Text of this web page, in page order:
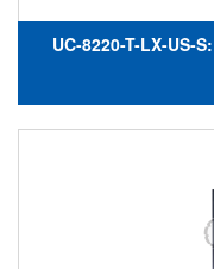
UC-8220-T-LX-US-
cổng IIoT lõi kép 1
đun được cài đặt